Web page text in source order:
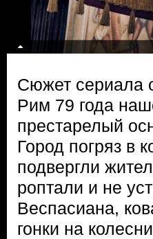
Сюжет сериала
Рим 79 года
престарелый
Город погряз в
подвергли
роптали и не
Веспасиана,
гонки на